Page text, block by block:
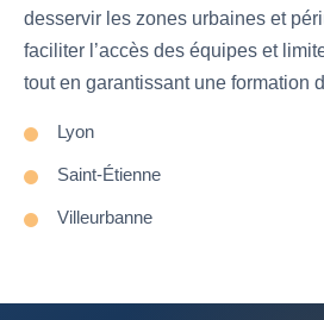
desservir les zones urbaines et
faciliter l’accès des équipes et
tout en garantissant une formation
Lyon
Saint-Étienne
Villeurbanne